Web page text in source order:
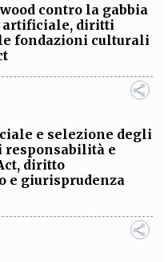
contro la gabbia
artificiale, diritti
fondazioni culturali
e selezione degli
e
diritto
e giurisprudenza